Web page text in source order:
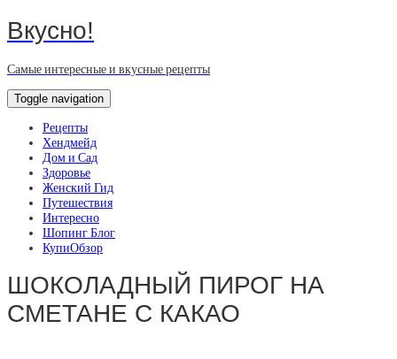
Вкусно!
Самые интересные и вкусные рецепты
Toggle navigation
Рецепты
Хендмейд
Дом и Сад
Здоровье
Женский Гид
Путешествия
Интересно
Шопинг Блог
КупиОбзор
ШОКОЛАДНЫЙ ПИРОГ НА
СМЕТАНЕ С КАКАО